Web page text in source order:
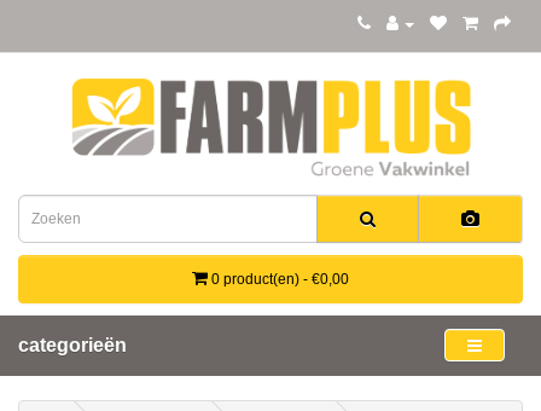
0 product(en) - €0,00
categorieën